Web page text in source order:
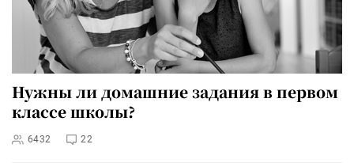
Нужны ли домашние задания в первом
классе школы?
6432 22